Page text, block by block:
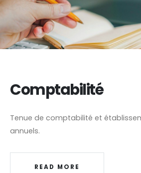
Comptabilité
Tenue de comptabilité et
annuels.
READ MORE